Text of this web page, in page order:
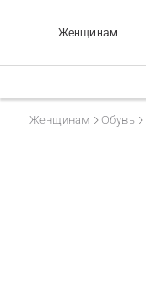
Женщинам
Женщинам Обувь